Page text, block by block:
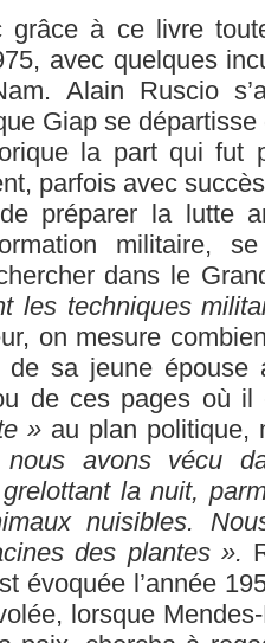
grâce à ce livre
avec quelques
Alain Ruscio
Giap se
la part qui fut
parfois avec
préparer la lutte
militaire,
dans le
les techniques
on mesure
de sa jeune
de ces pages où il
»au plan politique,
avons vécu
la nuit,
nuisibles.
des plantes ».
évoquée l’année
lorsque